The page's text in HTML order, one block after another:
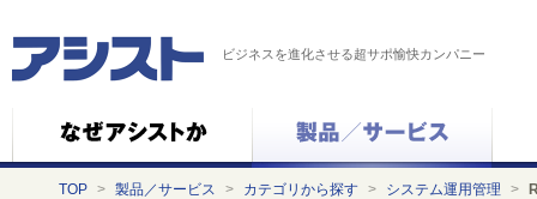
ビジネスを進化させる超サポ愉快カンパニー
TOP > 製品／サービス > カテゴリから探す > システム運用管理 >